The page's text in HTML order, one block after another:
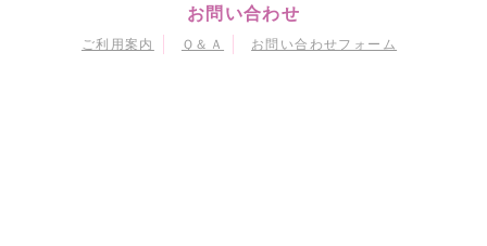
お問い合わせ
ご利用案内 Ｑ＆Ａ お問い合わせフォーム